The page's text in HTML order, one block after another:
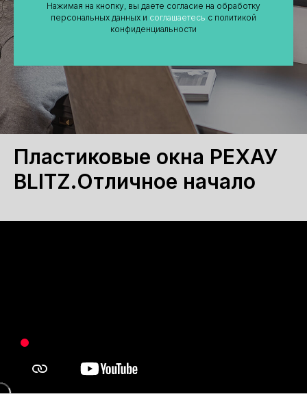
Нажимая на кнопку, вы даете согласие на обработку
персональных данных и соглашаетесь c политикой
конфиденциальности
Пластиковые окна РЕХАУ
BLITZ.Отличное начало